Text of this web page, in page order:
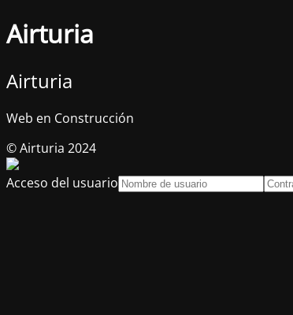
Airturia
Airturia
Web en Construcción
© Airturia 2024
Acceso del usuario